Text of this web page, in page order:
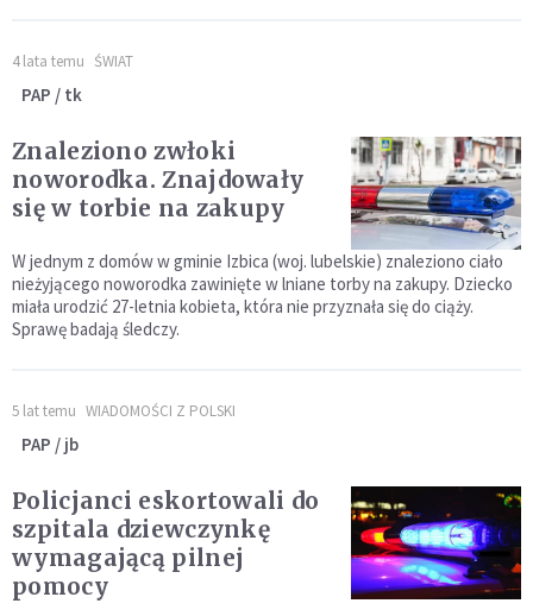
4 lata temu ŚWIAT
PAP / tk
Znaleziono zwłoki
noworodka. Znajdowały
się w torbie na zakupy
W jednym z domów w gminie Izbica (woj. lubelskie) znaleziono ciało
nieżyjącego noworodka zawinięte w lniane torby na zakupy. Dziecko
miała urodzić 27-letnia kobieta, która nie przyznała się do ciąży.
Sprawę badają śledczy.
5 lat temu WIADOMOŚCI Z POLSKI
PAP / jb
Policjanci eskortowali do
szpitala dziewczynkę
wymagającą pilnej
pomocy